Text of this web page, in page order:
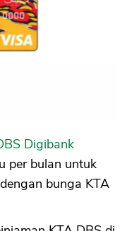
Digibank
per bulan untuk
bunga KTA